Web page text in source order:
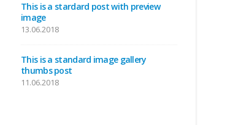
This is a stardard post with preview
image
13.06.2018
This is a standard image gallery
thumbs post
11.06.2018